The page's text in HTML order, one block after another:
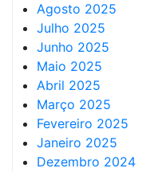
Agosto 2025
Julho 2025
Junho 2025
Maio 2025
Abril 2025
Março 2025
Fevereiro 2025
Janeiro 2025
Dezembro 2024